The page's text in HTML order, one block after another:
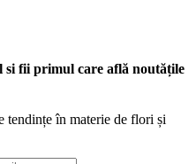
si fii primul care află noutățile
tendințe în materie de flori și